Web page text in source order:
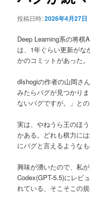
ン
ン
へ
動
投稿日時:2026年4月27日
Deep Learning系の将棋
は、1年ぐらい更新がな
かのコミットがあった。
dlshogiの作者の山岡さ
みたらバグが見つかり
ないバグですが。」との
実は、やねうら王のほ
かある。どれも棋力に
にバグと言えるようなも
興味が湧いたので、私
Codex(GPT-5.5)にレビ
れている、そこそこの